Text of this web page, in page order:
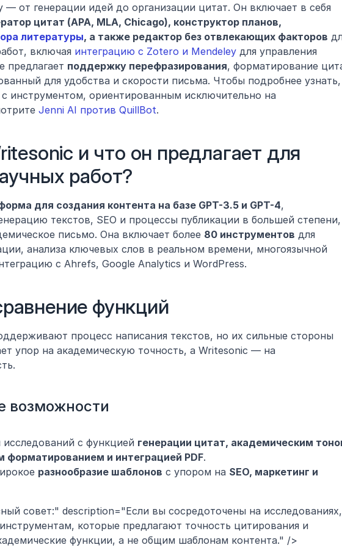
литературы, а также редактор без отвлекающих факторов
включая интеграцию с Zotero и Mendeley для управления
предлагает поддержку перефразирования, форматирование
для удобства и скорости письма. Чтобы подробнее узнать,
с инструментом, ориентированным исключительно на
Jenni AI против QuillBot.
и что он предлагает для
работ?
для создания контента на базе GPT-3.5 и GPT-4,
текстов, SEO и процессы публикации в большей степени,
письмо. Она включает более 80 инструментов для
анализа ключевых слов в реальном времени, многоязычной
с Ahrefs, Google Analytics и WordPress.
функций
процесс написания текстов, но их сильные стороны
упор на академическую точность, а Writesonic — на
возможности
исследований с функцией генерации цитат, академическим
форматированием и интеграцией PDF.
разнообразие шаблонов с упором на SEO, маркетинг и
совет:" description="Если вы сосредоточены на исследованиях,
которые предлагают точность цитирования и
функции, а не общим шаблонам контента." />